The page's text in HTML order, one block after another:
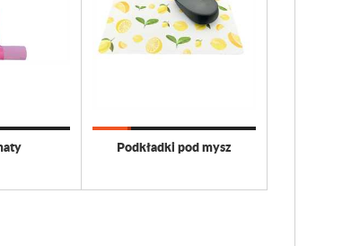
Podkładki pod mysz